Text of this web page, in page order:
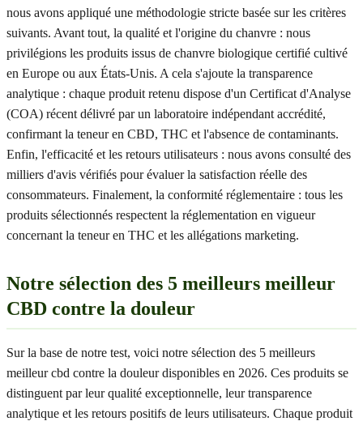
nous avons appliqué une méthodologie stricte basée sur les critères
suivants. Avant tout, la qualité et l'origine du chanvre : nous
privilégions les produits issus de chanvre biologique certifié cultivé
en Europe ou aux États-Unis. A cela s'ajoute la transparence
analytique : chaque produit retenu dispose d'un Certificat d'Analyse
(COA) récent délivré par un laboratoire indépendant accrédité,
confirmant la teneur en CBD, THC et l'absence de contaminants.
Enfin, l'efficacité et les retours utilisateurs : nous avons consulté des
milliers d'avis vérifiés pour évaluer la satisfaction réelle des
consommateurs. Finalement, la conformité réglementaire : tous les
produits sélectionnés respectent la réglementation en vigueur
concernant la teneur en THC et les allégations marketing.
Notre sélection des 5 meilleurs meilleur
CBD contre la douleur
Sur la base de notre test, voici notre sélection des 5 meilleurs
meilleur cbd contre la douleur disponibles en 2026. Ces produits se
distinguent par leur qualité exceptionnelle, leur transparence
analytique et les retours positifs de leurs utilisateurs. Chaque produit